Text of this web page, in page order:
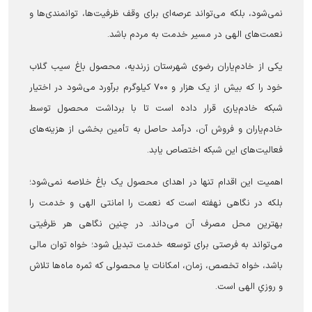
نمی‌شود، بلکه می‌تواند عرصه‌ای برای وقف ظرفیت‌ها، توانمندی‌ها و
نعمت‌های الهی در مسیر خدمت به مردم باشد.
یکی از خادم‌یاران رضوی شهرستان زرندیه، محصول باغ سیب گلاب
خود را که بیش از یک هزار و ۷۰۰ کیلوگرم برآورد می‌شود در اختیار
شبکه خادم‌یاری قرار داده است تا با برداشت محصول توسط
خادم‌یاران و فروش آن، درآمد حاصل به تأمین بخشی از هزینه‌های
فعالیت‌های این شبکه اختصاص یابد.
اهمیت این اقدام تنها در اهدای محصول یک باغ خلاصه نمی‌شود؛
بلکه در نگاهی نهفته است که نعمت را امانتی الهی و خدمت را
بهترین محل مصرف آن می‌داند. در چنین نگاهی هر ظرفیتی
می‌تواند به فرصتی برای توسعه خدمت تبدیل شود؛ خواه توان مالی
باشد، خواه تخصص، زمان، امکانات یا محصولی که ثمره ماه‌ها تلاش
و روزیِ الهی است.